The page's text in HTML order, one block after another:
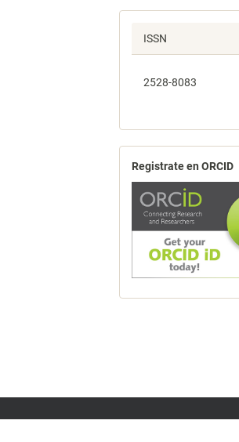
ISSN
2528-8083
Registrate en ORCID